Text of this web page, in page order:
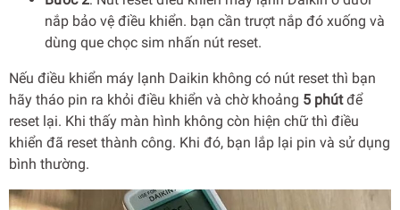
nắp bảo vệ điều khiển. bạn cần trượt nắp đó xuống và
dùng que chọc sim nhấn nút reset.
Nếu điều khiển máy lạnh Daikin không có nút reset thì bạn
hãy tháo pin ra khỏi điều khiển và chờ khoảng 5 phútđể
reset lại. Khi thấy màn hình không còn hiện chữ thì điều
khiển đã reset thành công. Khi đó, bạn lắp lại pin và sử dụng
bình thường.